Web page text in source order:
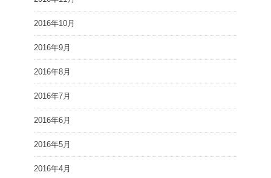
2016年10月
2016年9月
2016年8月
2016年7月
2016年6月
2016年5月
2016年4月